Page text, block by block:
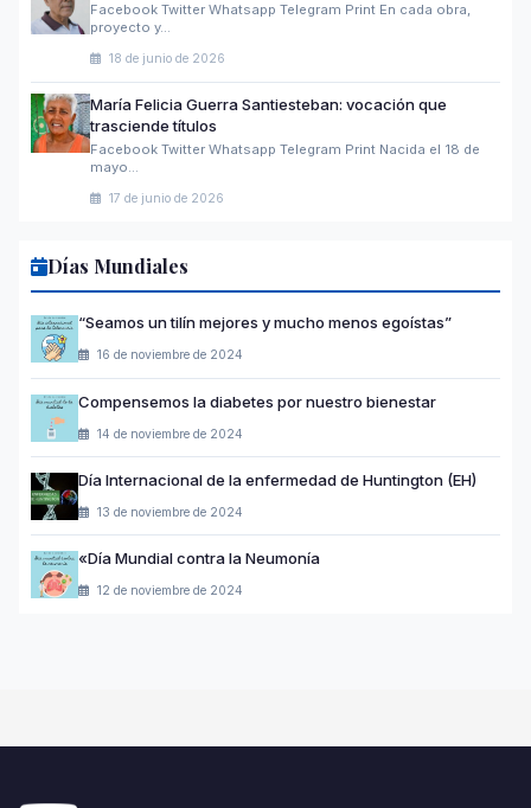
Facebook Twitter Whatsapp Telegram Print En cada obra,
proyecto y…
18 de junio de 2026
María Felicia Guerra Santiesteban: vocación que
trasciende títulos
Facebook Twitter Whatsapp Telegram Print Nacida el 18 de
mayo…
17 de junio de 2026
Días Mundiales
“Seamos un tilín mejores y mucho menos egoístas”
16 de noviembre de 2024
Compensemos la diabetes por nuestro bienestar
14 de noviembre de 2024
Día Internacional de la enfermedad de Huntington (EH)
13 de noviembre de 2024
«Día Mundial contra la Neumonía
12 de noviembre de 2024